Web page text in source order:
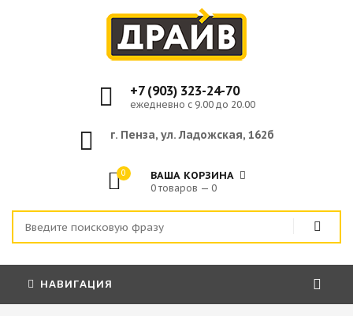
+7 (903) 323-24-70
ежедневно с 9.00 до 20.00
г. Пенза, ул. Ладожская, 162б
0 ВАША КОРЗИНА
0 товаров — 0
НАВИГАЦИЯ